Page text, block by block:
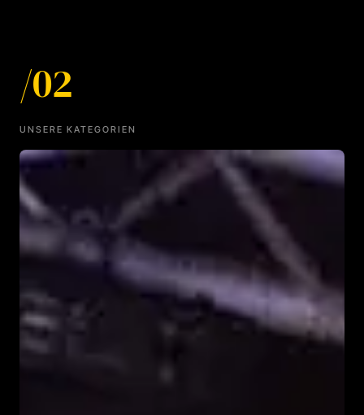
/02
UNSERE KATEGORIEN